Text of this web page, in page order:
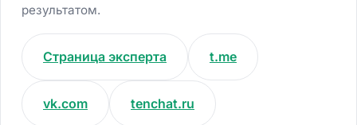
результатом.
Страница эксперта t.me
vk.com tenchat.ru